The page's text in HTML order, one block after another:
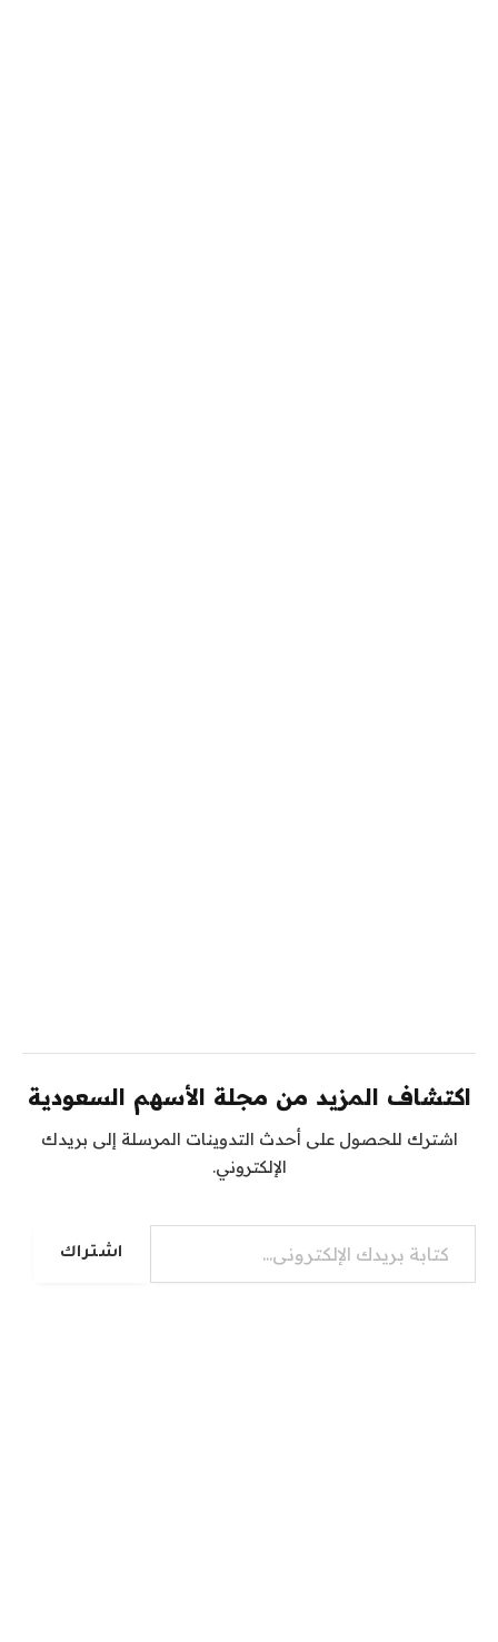
اكتشاف المزيد من مجلة الأسهم السعودية
اشترك للحصول على أحدث التدوينات المرسلة إلى بريدك
الإلكتروني.
كتابة بريدك الإلكتروني...
اشتراك